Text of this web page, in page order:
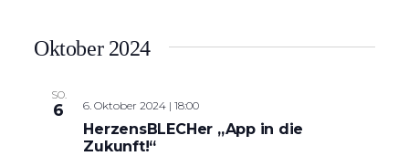
Oktober 2024
SO.
6 6. Oktober 2024 | 18:00
HerzensBLECHer „App in die
Zukunft!“